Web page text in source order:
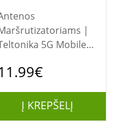
|
5G Mobile
Magnetic | Gain 3.6
2690/3300-5900 GHz
| Antenna connector
Į KREPŠELĮ